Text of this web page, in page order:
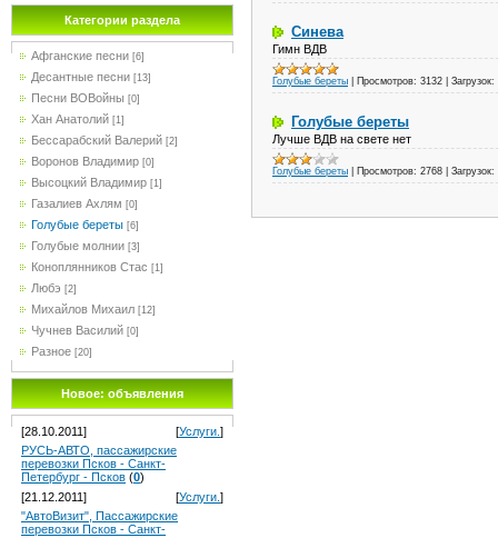
Категории раздела
Афганские песни [6]
Десантные песни [13]
Песни ВОВойны [0]
Хан Анатолий [1]
Бессарабский Валерий [2]
Воронов Владимир [0]
Высоцкий Владимир [1]
Газалиев Ахлям [0]
Голубые береты [6]
Голубые молнии [3]
Коноплянников Стас [1]
Любэ [2]
Михайлов Михаил [12]
Чучнев Василий [0]
Разное [20]
Новое: объявления
[28.10.2011] [Услуги. ]
РУСЬ-АВТО, пассажирские
перевозки Псков - Санкт-
Петербург - Псков (0)
[21.12.2011]
[Услуги. ]
"АвтоВизит", Пассажирские
перевозки Псков - Санкт-
Синева
Гимн ВДВ
Голубые береты Просмотров: 3132 Загрузок:
Голубые береты
Лучше ВДВ на свете нет
Голубые береты Просмотров: 2768 Загрузок: